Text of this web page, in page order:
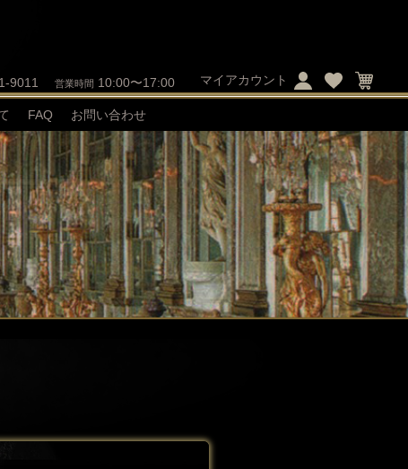
9011 営業時間 10:00〜17:00 マイアカウント
FAQ お問い合わせ